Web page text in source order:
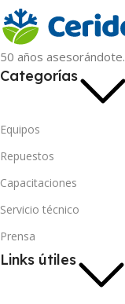
50 años asesorándote.
Categorías
Equipos
Repuestos
Capacitaciones
Servicio técnico
Prensa
Links útiles